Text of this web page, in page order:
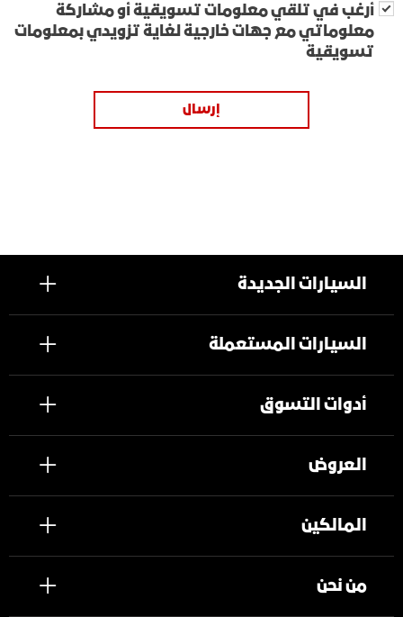
أرغب في تلقي معلومات تسويقية أو مشاركة
معلوماتي مع جهات خارجية لغاية تزويدي بمعلومات
تسويقية
إرسال
السيارات الجديدة
السيارات المستعملة
أدوات التسوق
العروض
المالكين
من نحن